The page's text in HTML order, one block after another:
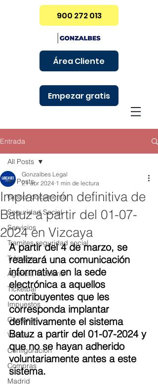
900 272 013
Área Cliente
Empezar gratis
Entrada
All Posts
Gestor documental
Seguridad Social
Servicios
Tramites seguridad social
Trámites
Agencia Tributaria
Ticketbai
Impuestos
Compras
Ventas
Configuración
Compras
Madrid
All Posts
Implantación definitiva de
Batuz a partir del 01-07-
2024 en Vizcaya
Gonzalbes Legal
21 abr 2024 1 min de lectura
A partir del 4 de marzo, se
realizará una comunicación
informativa en la sede
electrónica a aquellos
contribuyentes que les
corresponda implantar
definitivamente el sistema
Batuz a partir del 01-07-2024 y
que no se hayan adherido
voluntariamente antes a este
sistema.